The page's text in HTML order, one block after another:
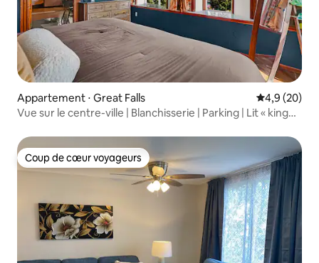
Appartement ⋅ Great Falls Évaluation
4,9 (20)
Vue sur le centre-ville | Blanchisserie | Parking | Lit « king
Coup de cœur voyageurs
Coup de cœur voyageurs